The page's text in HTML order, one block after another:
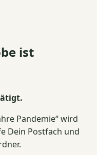
ist
Pandemie“ wird
Dein Postfach und